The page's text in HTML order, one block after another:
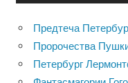
Предтеча
Пророчества
Петербург